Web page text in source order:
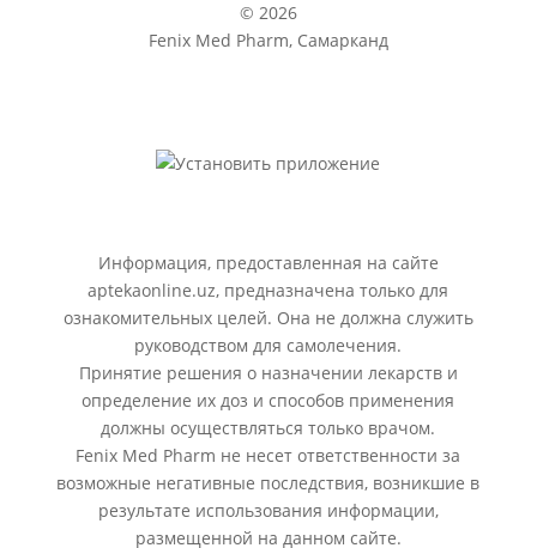
© 2026
Fenix Med Pharm, Самарканд
Информация, предоставленная на сайте
aptekaonline.uz, предназначена только для
ознакомительных целей. Она не должна служить
руководством для самолечения.
Принятие решения о назначении лекарств и
определение их доз и способов применения
должны осуществляться только врачом.
Fenix Med Pharm не несет ответственности за
возможные негативные последствия, возникшие в
результате использования информации,
размещенной на данном сайте.